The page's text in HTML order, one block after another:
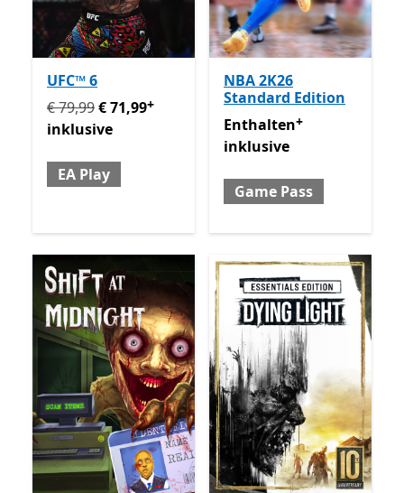
UFC™ 6
Ursprünglich € 79,99 jetzt € 71,99 inklusive EA Play
€ 79,99€ 71,99+
inklusive
EA Play
NBA 2K26
Standard Edition
Enthalten inklusive Game
Enthalten+
inklusive
Game Pass